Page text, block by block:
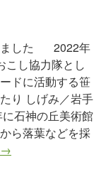
ました 2022年
こし協力隊とし
ドに活動する笹
り しげみ／岩手
石神の丘美術館
ら落葉などを採
→